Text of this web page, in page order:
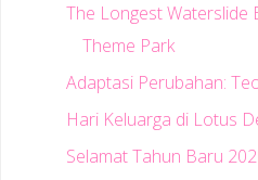
The Longest Waterslide
Theme Park
Adaptasi Perubahan:
Hari Keluarga di Lotus
Selamat Tahun Baru